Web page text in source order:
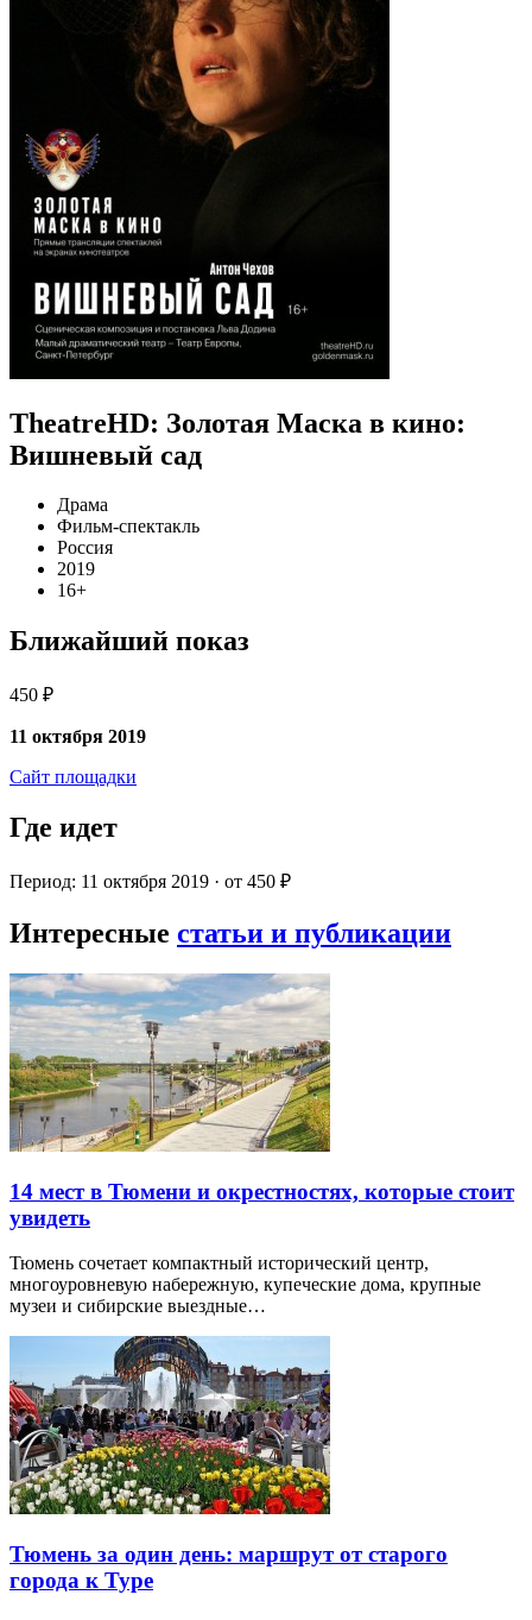
TheatreHD: Золотая Маска в кино:
Вишневый сад
Драма
Фильм-спектакль
Россия
2019
16+
Ближайший показ
450 ₽
11 октября 2019
Сайт площадки
Где идет
Период: 11 октября 2019 · от 450 ₽
Интересные статьи и публикации
14 мест в Тюмени и окрестностях, которые стоит
увидеть
Тюмень сочетает компактный исторический центр,
многоуровневую набережную, купеческие дома, крупные
музеи и сибирские выездные…
Тюмень за один день: маршрут от старого
города к Туре